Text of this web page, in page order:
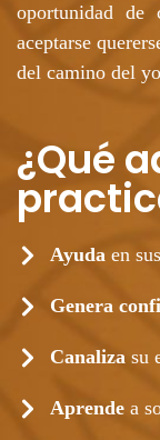
oportunidad de
aceptarse
del camino del
¿Qué
Ayuda en
Genera
Canaliza su
Aprende a